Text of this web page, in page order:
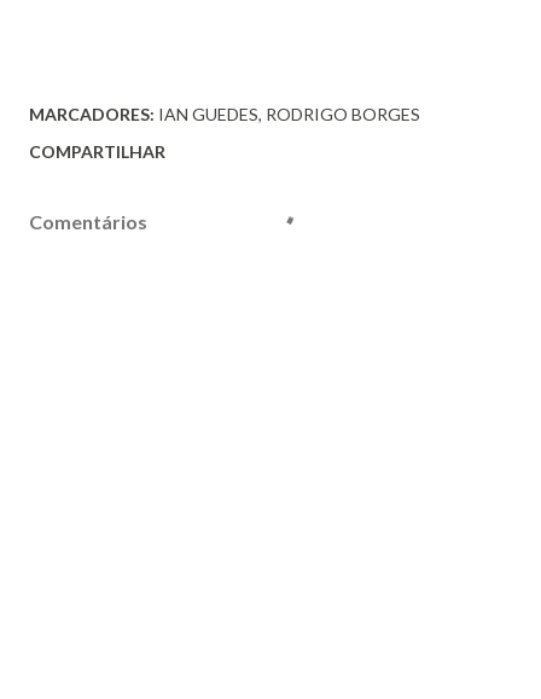
MARCADORES: IAN GUEDES RODRIGO BORGES
COMPARTILHAR
Comentários